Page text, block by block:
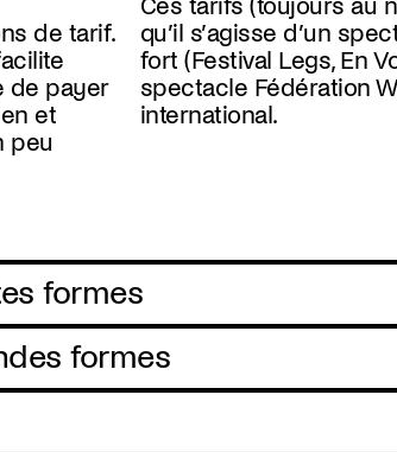
de tarif.
de payer
et
peu
Ces tarifs (toujours au
qu’il s’agisse d’un
fort (Festival Legs, En
spectacle Fédération
international.
formes
formes